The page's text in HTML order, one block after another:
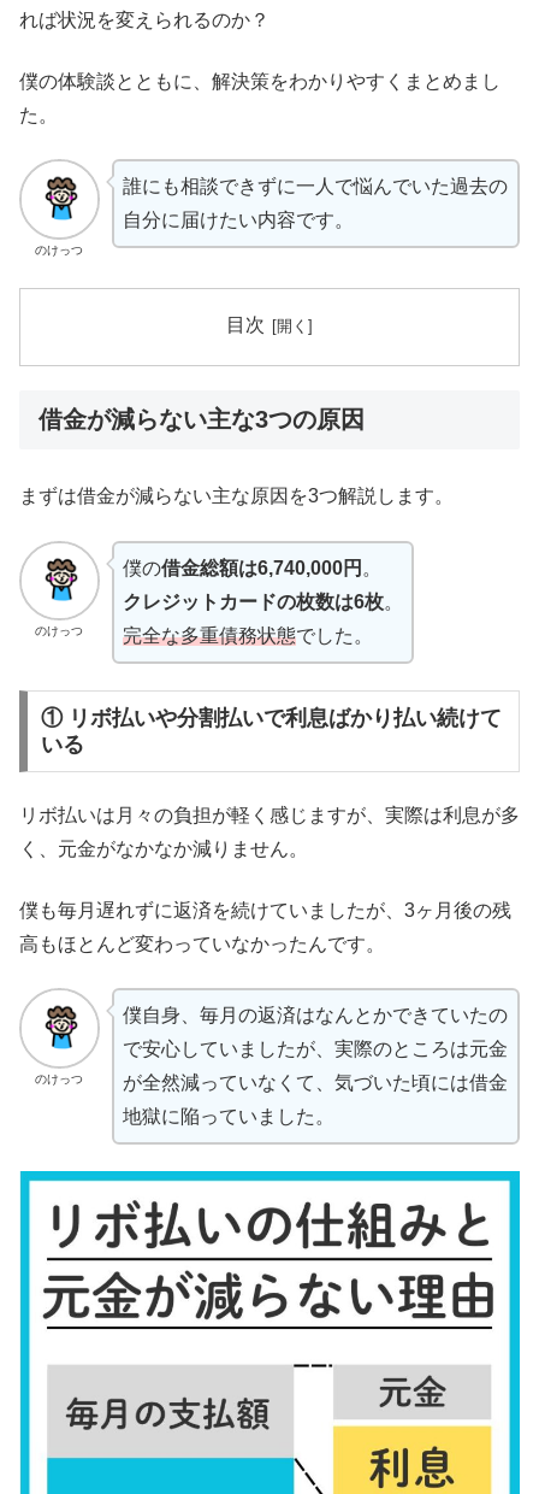
れば状況を変えられるのか？
僕の体験談とともに、解決策をわかりやすくまとめまし
た。
のけっつ
誰にも相談できずに一人で悩んでいた過去の
自分に届けたい内容です。
目次
借金が減らない主な3つの原因
まずは借金が減らない主な原因を3つ解説します。
のけっつ
僕の借金総額は6,740,000円 。
クレジットカードの枚数は6枚。
完全な多重債務状態でした。
① リボ払いや分割払いで利息ばかり払い続けて
いる
リボ払いは月々の負担が軽く感じますが、実際は利息が多
く、元金がなかなか減りません。
僕も毎月遅れずに返済を続けていましたが、3ヶ月後の残
高もほとんど変わっていなかったんです。
のけっつ
僕自身、毎月の返済はなんとかできていたの
で安心していましたが、実際のところは元金
が全然減っていなくて、気づいた頃には借金
地獄に陥っていました。